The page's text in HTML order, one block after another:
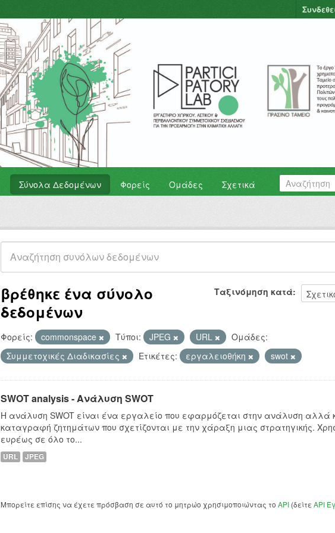
Σύνολα Δεδομένων Φορείς Ομάδες Σχετικά
Ταξινόμηση κατά
βρέθηκε ένα σύνολο
δεδομένων
Φορείς: commonspace Τύποι: JPEG URL
Ομάδες:
Συμμετοχικές Διαδικασίες
Ετικέτες: εργαλειοθήκη swot
SWOT analysis - Ανάλυση SWOT
Η ανάλυση SWOT είναι ένα εργαλείο που εφαρμόζεται στην ανάλυση αλλά
καταγραφή ζητημάτων που σχετίζονται με την χάραξη μιας στρατηγικής.
ευρέως σε όλο το...
URL JPEG
Μπορείτε επίσης να έχετε πρόσβαση σε αυτό το μητρώο χρησιμοποιώντας το API (δείτε API